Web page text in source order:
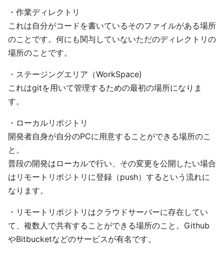
・作業ディレクトリ
これは自分がコードを書いているそのファイルがある場所
のことです。何にも関与していないただのディレクトリの
場所のことです。
・ステージングエリア（WorkSpace)
これはgitを用いて管理するための最初の場所になりま
す。
・ローカルリポジトリ
開発者自身が自分のPCに用意することができる場所のこ
と。
普段の開発はローカルで行い、その変更を公開したい場合
はリモートリポジトリに登録（push）するという流れに
なります。
・リモートリポジトリはクラウドサーバーに存在してい
て、複数人で共有することができる場所のこと。Github
やBitbucketなどのサービスが有名です。